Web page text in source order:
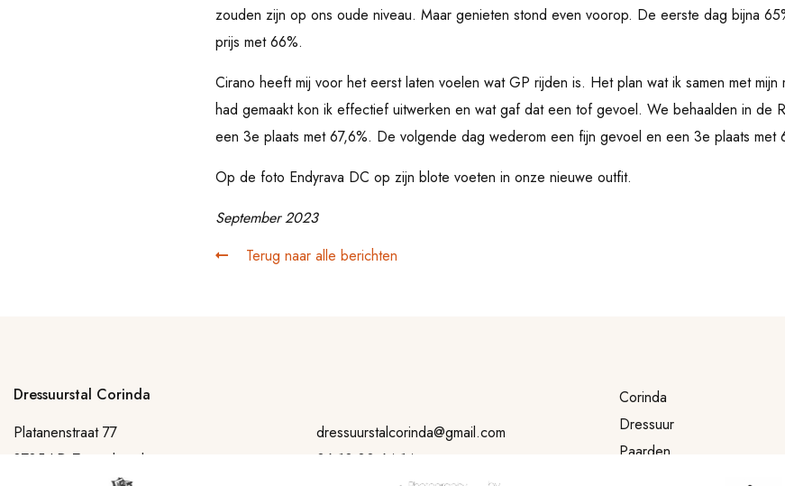
zouden zijn op ons oude niveau. Maar genieten stond even voorop. De eerste dag bijna
prijs met 66%.
Cirano heeft mij voor het eerst laten voelen wat GP rijden is. Het plan wat ik samen met mijn
had gemaakt kon ik effectief uitwerken en wat gaf dat een tof gevoel. We behaalden in de
een 3e plaats met 67,6%. De volgende dag wederom een fijn gevoel en een 3e plaats met
Op de foto Endyrava DC op zijn blote voeten in onze nieuwe outfit.
September 2023
Terug naar alle berichten
Dressuurstal Corinda
Platanenstraat 77
3785 LD Zwartebroek
dressuurstalcorinda@gmail.com
06 10 80 64 14
Corinda
Dressuur
Paarden